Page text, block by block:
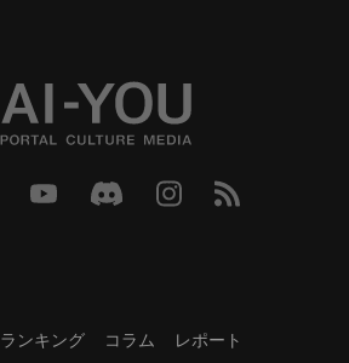
ランキング コラム
レポート